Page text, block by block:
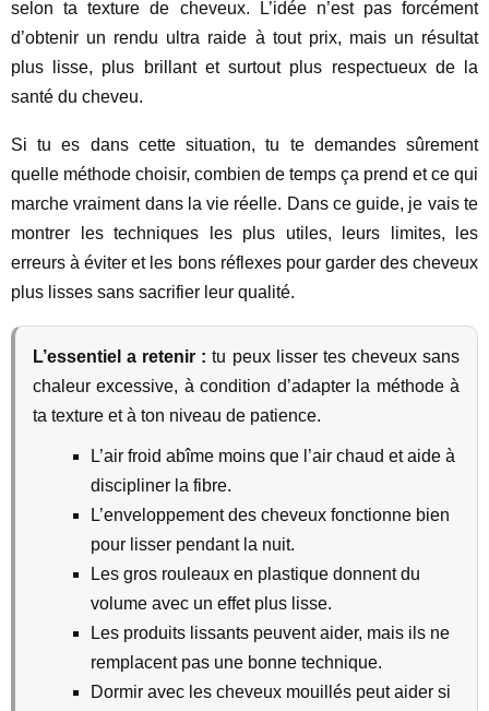
selon ta texture de cheveux. L’idée n’est pas forcément
d’obtenir un rendu ultra raide à tout prix, mais un résultat
plus lisse, plus brillant et surtout plus respectueux de la
santé du cheveu.
Si tu es dans cette situation, tu te demandes sûrement
quelle méthode choisir, combien de temps ça prend et ce qui
marche vraiment dans la vie réelle. Dans ce guide, je vais te
montrer les techniques les plus utiles, leurs limites, les
erreurs à éviter et les bons réflexes pour garder des cheveux
plus lisses sans sacrifier leur qualité.
L’essentiel a retenir : tu peux lisser tes cheveux sans
chaleur excessive, à condition d’adapter la méthode à
ta texture et à ton niveau de patience.
L’air froid abîme moins que l’air chaud et aide à
discipliner la fibre.
L’enveloppement des cheveux fonctionne bien
pour lisser pendant la nuit.
Les gros rouleaux en plastique donnent du
volume avec un effet plus lisse.
Les produits lissants peuvent aider, mais ils ne
remplacent pas une bonne technique.
Dormir avec les cheveux mouillés peut aider si